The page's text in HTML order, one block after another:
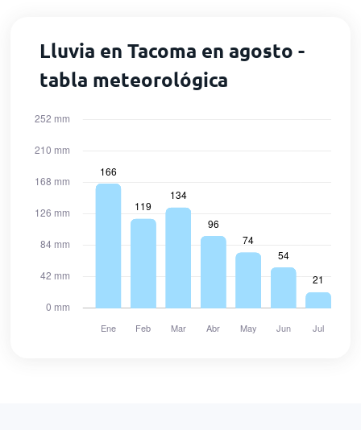
Lluvia en Tacoma en agosto -
tabla meteorológica